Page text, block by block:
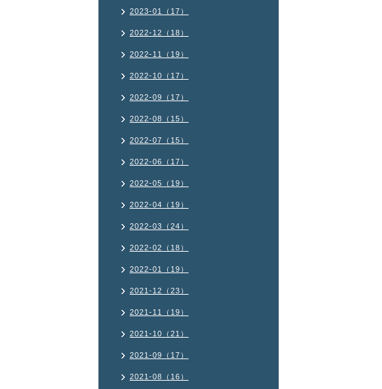
2023-01（17）
2022-12（18）
2022-11（19）
2022-10（17）
2022-09（17）
2022-08（15）
2022-07（15）
2022-06（17）
2022-05（19）
2022-04（19）
2022-03（24）
2022-02（18）
2022-01（19）
2021-12（23）
2021-11（19）
2021-10（21）
2021-09（17）
2021-08（16）